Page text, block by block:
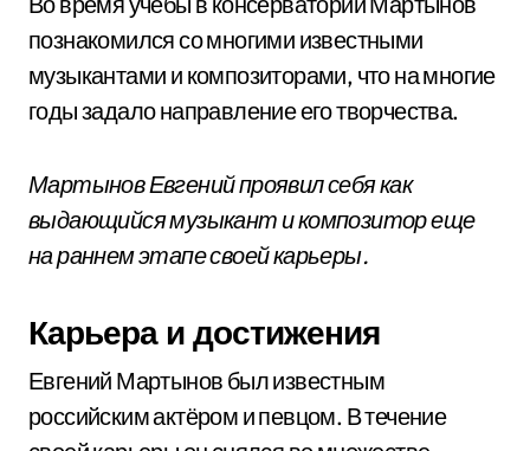
познакомился со многими известными
музыкантами и композиторами, что на многие
годы задало направление его творчества.
Мартынов Евгений проявил себя как
выдающийся музыкант и композитор еще
на раннем этапе своей карьеры.
Карьера и достижения
Евгений Мартынов был известным
российским актёром и певцом. В течение